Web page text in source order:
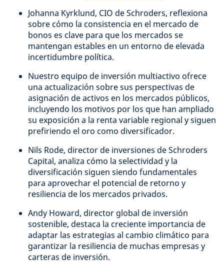
Johanna Kyrklund, CIO de Schroders, reflexiona
sobre cómo la consistencia en el mercado de
bonos es clave para que los mercados se
mantengan estables en un entorno de elevada
incertidumbre política.
Nuestro equipo de inversión multiactivo ofrece
una actualización sobre sus perspectivas de
asignación de activos en los mercados públicos,
incluyendo los motivos por los que han ampliado
su exposición a la renta variable regional y siguen
prefiriendo el oro como diversificador.
Nils Rode, director de inversiones de Schroders
Capital, analiza cómo la selectividad y la
diversificación siguen siendo fundamentales
para aprovechar el potencial de retorno y
resiliencia de los mercados privados.
Andy Howard, director global de inversión
sostenible, destaca la creciente importancia de
adaptar las estrategias al cambio climático para
garantizar la resiliencia de muchas empresas y
carteras de inversión.